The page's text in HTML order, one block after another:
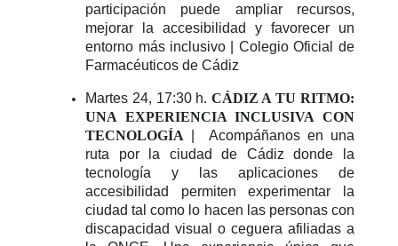
participación puede ampliar recursos,
mejorar la accesibilidad y favorecer un
entorno más inclusivo | Colegio Oficial de
Farmacéuticos de Cádiz
Martes 24, 17:30 h. CÁDIZ A TU RITMO:
UNA EXPERIENCIA INCLUSIVA CON
TECNOLOGÍA | Acompáñanos en una
ruta por la ciudad de Cádiz donde la
tecnología y las aplicaciones de
accesibilidad permiten experimentar la
ciudad tal como lo hacen las personas con
discapacidad visual o ceguera afiliadas a